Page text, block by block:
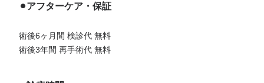
⚫︎アフターケア・保証
術後6ヶ月間 検診代 無料
術後3年間 再手術代 無料